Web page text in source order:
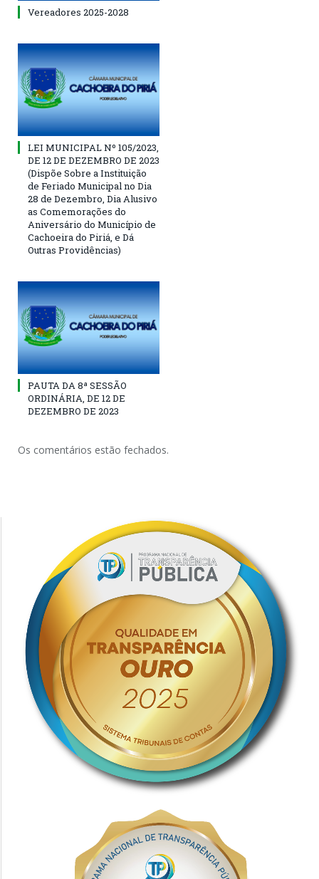
Vereadores 2025-2028
LEI MUNICIPAL Nº 105/2023,
DE 12 DE DEZEMBRO DE 2023
(Dispõe Sobre a Instituição
de Feriado Municipal no Dia
28 de Dezembro, Dia Alusivo
as Comemorações do
Aniversário do Município de
Cachoeira do Piriá, e Dá
Outras Providências)
PAUTA DA 8ª SESSÃO
ORDINÁRIA, DE 12 DE
DEZEMBRO DE 2023
Os comentários estão fechados.